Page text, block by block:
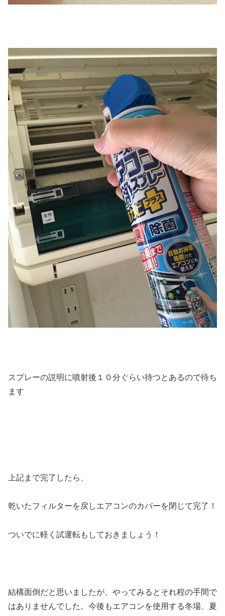
スプレーの説明に噴射後１０分ぐらい待つとあるので待ち
ます
上記まで完了したら、
乾いたフィルターを戻しエアコンのカバーを閉じて完了！
ついでに軽く試運転もしておきましょう！
結構面倒だと思いましたが、やってみるとそれ程の手間で
はありませんでした。今後もエアコンを使用する冬場、夏